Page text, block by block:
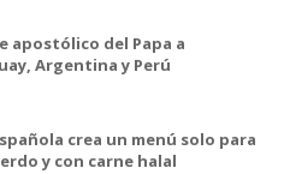
apostólico del Papa a
Argentina y Perú
crea un menú solo para
y con carne halal